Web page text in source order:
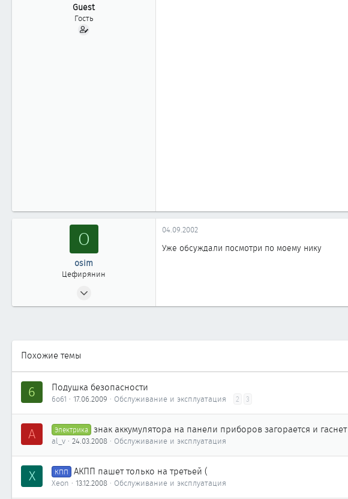
Guest
Гость
O
osim
Цефирянин
351
04.09.2002
Уже обсуждали посмотри по моему нику
Похожие темы
6 Подушка безопасности
6o61 17.06.2009 Обслуживание и эксплуатация 2 3
A Электрика знак аккумулятора на панели приборов загорается и гаснет
al_v 24.03.2008 Обслуживание и эксплуатация
X КПП АКПП пашет только на третьей (
Xeon 13.12.2008 Обслуживание и эксплуатация